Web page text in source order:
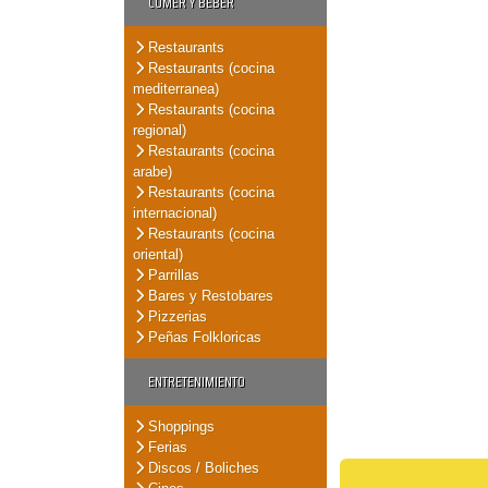
Restaurants
Restaurants (cocina
mediterranea)
Restaurants (cocina
regional)
Restaurants (cocina
arabe)
Restaurants (cocina
internacional)
Restaurants (cocina
oriental)
Parrillas
Bares y Restobares
Pizzerias
Peñas Folkloricas
ENTRETENIMIENTO
Shoppings
Ferias
Discos / Boliches